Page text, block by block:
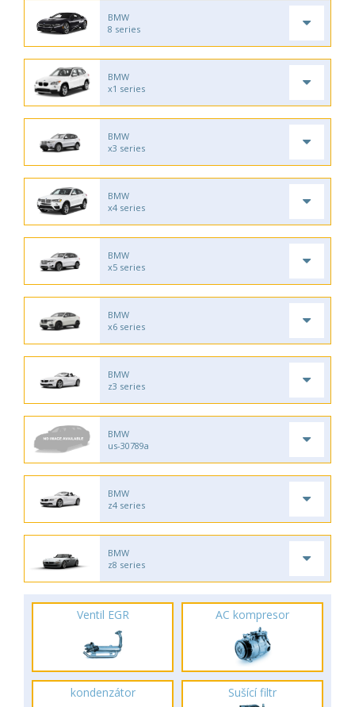
BMW
8 series
BMW
x1 series
BMW
x3 series
BMW
x4 series
BMW
x5 series
BMW
x6 series
BMW
z3 series
BMW
us-30789a
BMW
z4 series
BMW
z8 series
Ventil EGR AC kompresor
kondenzátor Sušící filtr